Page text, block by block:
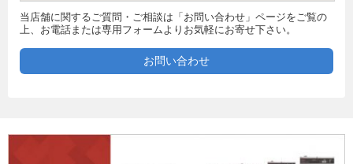
当店舗に関するご質問・ご相談は「お問い合わせ」ページをご覧の
上、お電話または専用フォームよりお気軽にお寄せ下さい。
お問い合わせ